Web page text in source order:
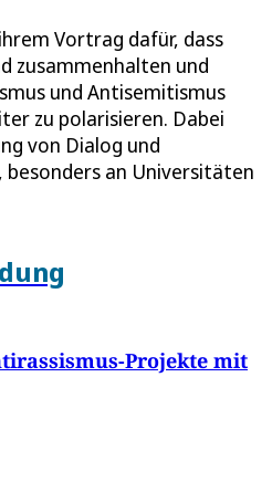
Vortrag dafür, dass
zusammenhalten und
und Antisemitismus
zu polarisieren. Dabei
von Dialog und
an Universitäten
Projekte mit